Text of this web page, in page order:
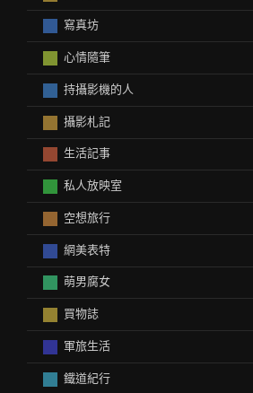
寫真坊
心情隨筆
持攝影機的人
攝影札記
生活記事
私人放映室
空想旅行
網美表特
萌男腐女
買物誌
軍旅生活
鐵道紀行